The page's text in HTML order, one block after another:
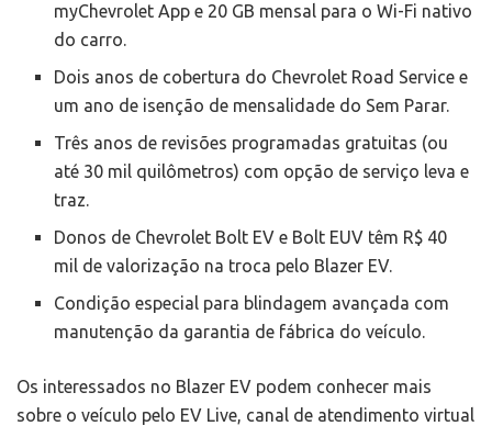
myChevrolet App e 20 GB mensal para o Wi-Fi nativo
do carro.
Dois anos de cobertura do Chevrolet Road Service e
um ano de isenção de mensalidade do Sem Parar.
Três anos de revisões programadas gratuitas (ou
até 30 mil quilômetros) com opção de serviço leva e
traz.
Donos de Chevrolet Bolt EV e Bolt EUV têm R$ 40
mil de valorização na troca pelo Blazer EV.
Condição especial para blindagem avançada com
manutenção da garantia de fábrica do veículo.
Os interessados no Blazer EV podem conhecer mais
sobre o veículo pelo EV Live, canal de atendimento virtual